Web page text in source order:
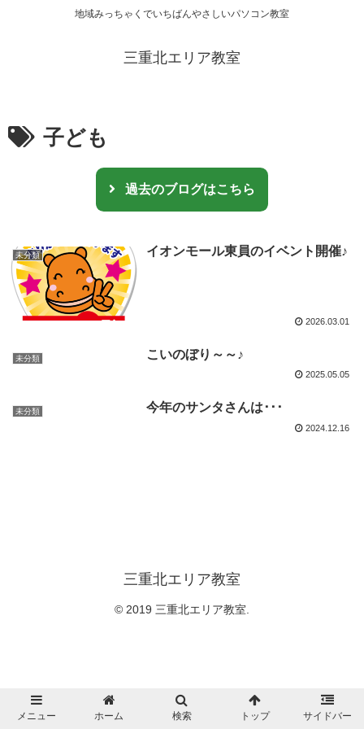
地域みっちゃくでいちばんやさしいパソコン教室
三重北エリア教室
子ども
過去のブログはこちら
未分類 イオンモール東員のイベント開催♪
2026.03.01
未分類 こいのぼり～～♪
2025.05.05
未分類 今年のサンタさんは･･･
2024.12.16
三重北エリア教室
© 2019 三重北エリア教室.
メニュー ホーム 検索 トップ サイドバー